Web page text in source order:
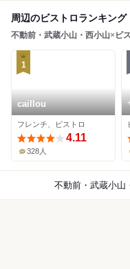
周辺のビストロランキング
不動前・武蔵小山・西小山× ビ
1
caillou
フレンチ、ビストロ
4.11
328人